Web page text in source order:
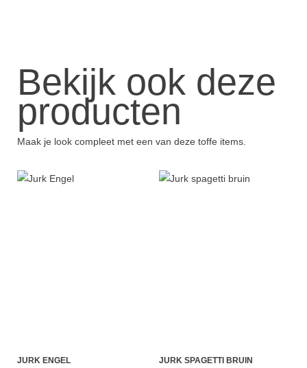
Bekijk ook deze
producten
Maak je look compleet met een van deze toffe items.
JURK ENGEL
JURK SPAGETTI BRUIN